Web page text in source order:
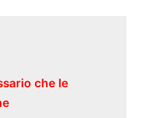
che le